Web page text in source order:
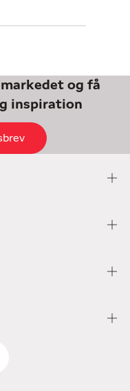
og få
inspiration